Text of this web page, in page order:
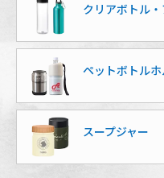
クリアボトル
ペットボトル
スープジャー